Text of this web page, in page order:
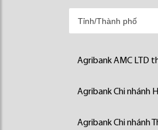
Agribank AMC LTD
Agribank Chi nhánh
Agribank Chi nhánh